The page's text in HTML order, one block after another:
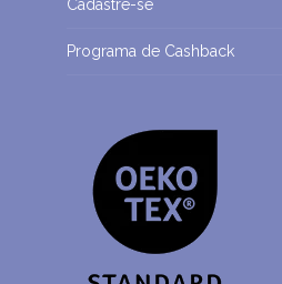
Cadastre-se
Programa de Cashback